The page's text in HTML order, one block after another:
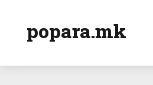
popara.mk